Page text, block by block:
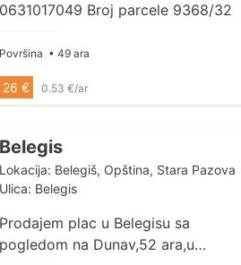
0631017049 Broj parcele 9368/32
Površina • 49 ara
26 € 0.53 €/ar
Belegis
Lokacija: Belegiš, Opština, Stara Pazova
Ulica: Belegis
Prodajem plac u Belegisu sa
pogledom na Dunav,52 ara,u